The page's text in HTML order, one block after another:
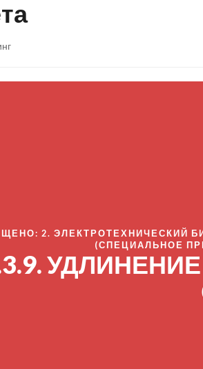
2. ЭЛЕКТРОТЕХНИЧЕСКИЙ
(СПЕЦИАЛЬНОЕ